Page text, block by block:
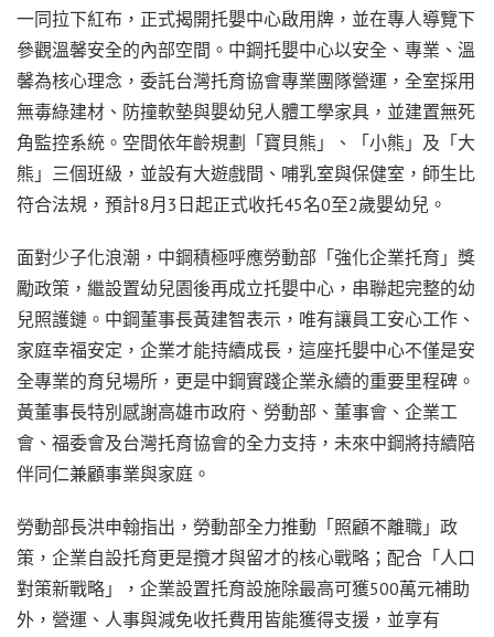
一同拉下紅布，正式揭開托嬰中心啟用牌，並在專人導覽下
參觀溫馨安全的內部空間。中鋼托嬰中心以安全、專業、溫
馨為核心理念，委託台灣托育協會專業團隊營運，全室採用
無毒綠建材、防撞軟墊與嬰幼兒人體工學家具，並建置無死
角監控系統。空間依年齡規劃「寶貝熊」、「小熊」及「大
熊」三個班級，並設有大遊戲間、哺乳室與保健室，師生比
符合法規，預計8月3日起正式收托45名0至2歲嬰幼兒。
面對少子化浪潮，中鋼積極呼應勞動部「強化企業托育」獎
勵政策，繼設置幼兒園後再成立托嬰中心，串聯起完整的幼
兒照護鏈。中鋼董事長黃建智表示，唯有讓員工安心工作、
家庭幸福安定，企業才能持續成長，這座托嬰中心不僅是安
全專業的育兒場所，更是中鋼實踐企業永續的重要里程碑。
黃董事長特別感謝高雄市政府、勞動部、董事會、企業工
會、福委會及台灣托育協會的全力支持，未來中鋼將持續陪
伴同仁兼顧事業與家庭。
勞動部長洪申翰指出，勞動部全力推動「照顧不離職」政
策，企業自設托育更是攬才與留才的核心戰略；配合「人口
對策新戰略」，企業設置托育設施除最高可獲500萬元補助
外，營運、人事與減免收托費用皆能獲得支援，並享有